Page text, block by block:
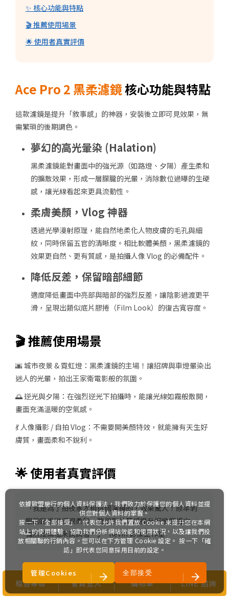
✨ 核心功能與特點
🎬 推薦使用場景
🌟 使用者真實評價
Ace Pro 2 黑柔濾鏡核心功能與特點
這款濾鏡是提升「敘事感」的神器，安裝後立即可見效果，無
需繁瑣的後期調色。
夢幻的高光暈染 (Halation)
黑柔濾鏡能對畫面中的強光源（如路燈、夕陽）產生柔和
的擴散效果，形成一層朦朧的光暈，消除數位過曝的生硬
感，讓光線看起來更具流動性。
柔膚美顏，Vlog 神器
透過光學漫射原理，能自然地柔化人物皮膚的毛孔與細
紋，同時保留五官的清晰度。相比軟體美顏，黑柔濾鏡的
效果更自然、更有質感，是拍攝人像 Vlog 的必備配件。
降低反差，保留暗部細節
適度降低畫面中亮部與暗部的強烈反差，讓陰影過渡更平
滑，呈現出類似底片膠捲（Film Look）的復古寬容度。
🎬 推薦使用場景
🌆 城市夜景 & 霓虹燈 ：黑柔濾鏡的主場！讓招牌與車燈暈染出
迷人的光暈，拍出王家衛電影般的氛圍。
🌅 逆光與夕陽 ：在強烈逆光下拍攝時，能讓光線如霧般散開，
畫面充滿溫暖的空氣感。
💃 人像攝影 / 自拍 Vlog ：不需要開美顏特效，就能擁有天生好
膚質，畫面柔和不銳利。
🌟 使用者真實評價
「我是為了拍夜景才租這個濾鏡的，效果驚人！原本刺
眼的路燈變得很柔和，整個影片質感提升好幾個檔次，
強烈推薦租來試試看。」- Kevin 影像工作室
租借專區 會員登入 購物車 LINE 諮詢
依據歐盟施行的個人資料保護法，我們致力於保護您的個人資料並提
供您對個人資料的掌握。
按一下「全部接受」，代表您允許我們置放 Cookie 來提升您在本網
站上的使用體驗、協助我們分析網站效能和使用狀況，以及讓我們投
放相關聯的行銷內容。您可以在下方管理 Cookie 設定。 按一下「確
認」即代表您同意採用目前的設定。
管理Cookies 全部接受